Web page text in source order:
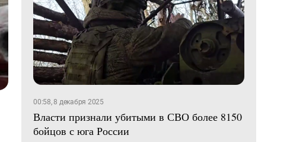
00:58, 8 декабря 2025
Власти признали убитыми в СВО более 8150
бойцов с юга России